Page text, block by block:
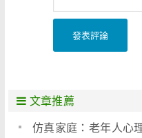
發表評論
文章推薦
仿真家庭：老年人心